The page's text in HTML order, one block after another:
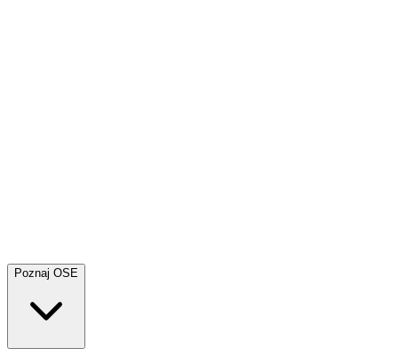
Poznaj OSE